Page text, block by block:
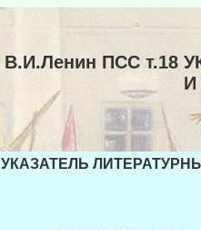
В.И.Ленин ПСС т.18
И
УКАЗАТЕЛЬ